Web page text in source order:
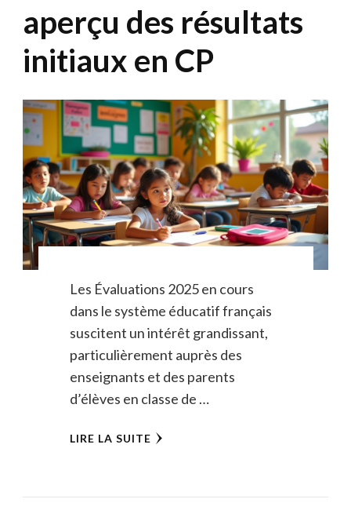
aperçu des résultats
initiaux en CP
Les Évaluations 2025 en cours
dans le système éducatif français
suscitent un intérêt grandissant,
particulièrement auprès des
enseignants et des parents
d’élèves en classe de …
LIRE LA SUITE